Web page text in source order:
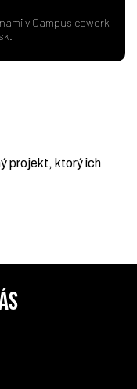
v Campus cowork
projekt, ktorý ich